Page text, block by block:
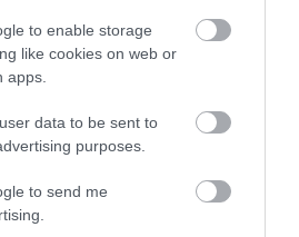
to enable storage
like cookies on web or
apps.
data to be sent to
purposes.
to send me